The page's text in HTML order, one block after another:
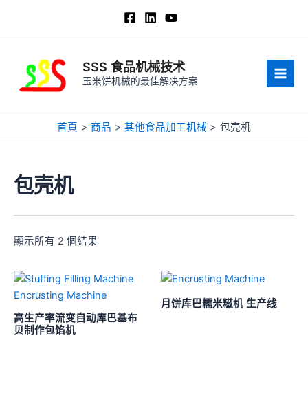
SSS 食品机械技术
玉米饼机械的最佳解决方案
主
首頁 商品 其他食品加工机械 包壳机
包壳机
顯示所有 2 個結果
高生产率流变自动库巴基布
贝制作包馅机
月饼库巴糯米糍机 生产线